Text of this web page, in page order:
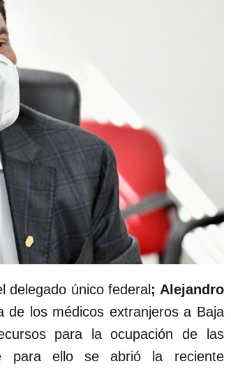
delegado único federal ; Alejandro
de los médicos extranjeros a Baja
para la ocupación de las
para ello se abrió la reciente